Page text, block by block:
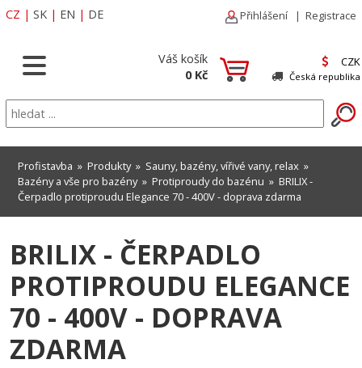
CZ | SK | EN | DE Přihlášení | Registrace
Váš košík
0 Kč
CZK
Česká republika
Profistavba » Produkty» Sauny, bazény, vířivé vany, relax »
Bazény a vše pro bazény» Protiproudy do bazénu » BRILIX -
Čerpadlo protiproudu Elegance 70 - 400V - doprava zdarma
BRILIX - ČERPADLO
PROTIPROUDU ELEGANCE
70 - 400V - DOPRAVA
ZDARMA